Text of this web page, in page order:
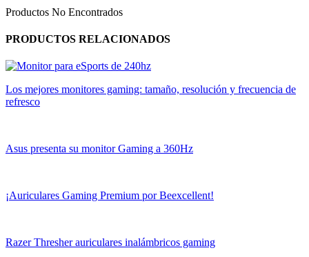
Productos No Encontrados
PRODUCTOS RELACIONADOS
Los mejores monitores gaming: tamaño, resolución y frecuencia de
refresco
Asus presenta su monitor Gaming a 360Hz
¡Auriculares Gaming Premium por Beexcellent!
Razer Thresher auriculares inalámbricos gaming